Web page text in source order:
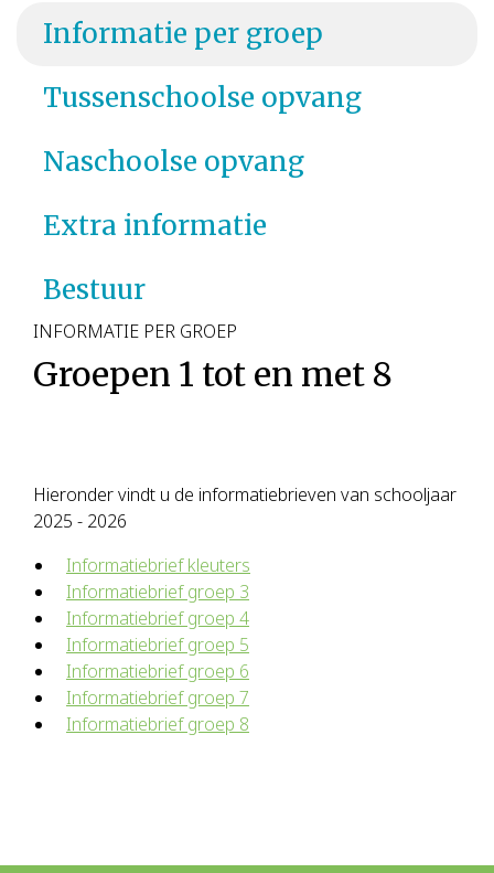
Informatie per groep
Tussenschoolse opvang
Naschoolse opvang
Extra informatie
Bestuur
INFORMATIE PER GROEP
Groepen 1 tot en met 8
Hieronder vindt u de informatiebrieven van schooljaar
2025 - 2026
Informatiebrief kleuters
Informatiebrief groep 3
Informatiebrief groep 4
Informatiebrief groep 5
Informatiebrief groep 6
Informatiebrief groep 7
Informatiebrief groep 8